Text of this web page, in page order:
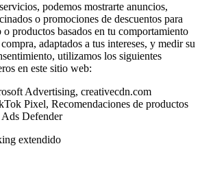
podemos mostrarte anuncios,
o promociones de descuentos para
productos basados en tu comportamiento
adaptados a tus intereses, y medir su
utilizamos los siguientes
en este sitio web:
Advertising, creativecdn.com
Pixel, Recomendaciones de productos
Ads Defender
extendido